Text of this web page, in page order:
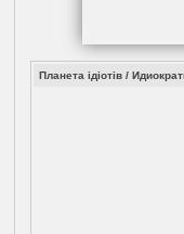
Планета ідіотів /